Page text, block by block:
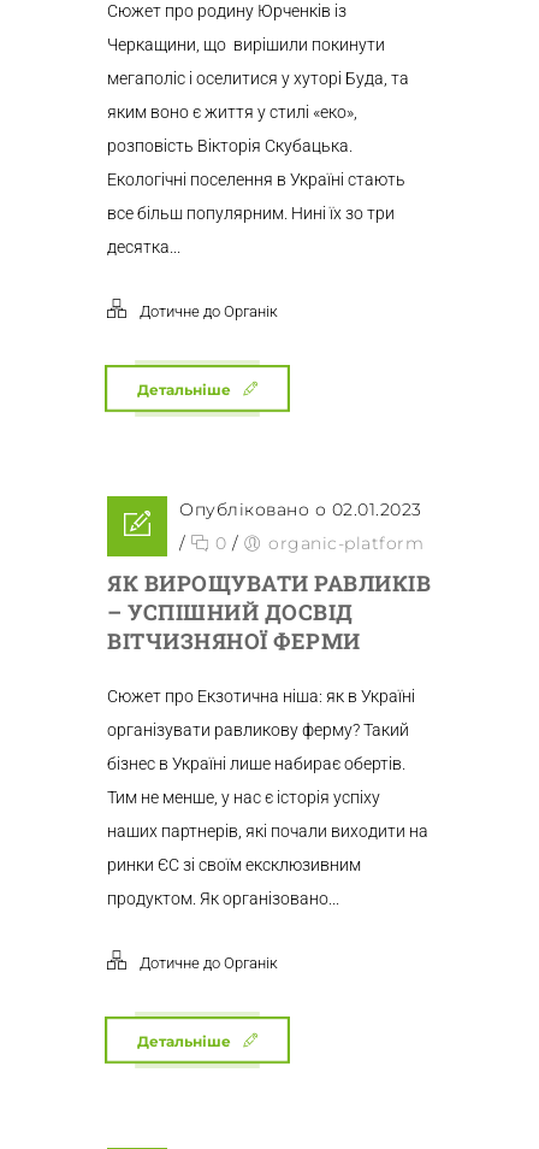
Сюжет про родину Юрченків із
Черкащини, що вирішили покинути
мегаполіс і оселитися у хуторі Буда, та
яким воно є життя у стилі «еко»,
розповість Вікторія Скубацька.
Екологічні поселення в Україні стають
все більш популярним. Нині їх зо три
десятка...
Дотичне до Органік
Детальніше
Опубліковано о 02.01.2023
/
0 / organic-platform
ЯК ВИРОЩУВАТИ РАВЛИКІВ
– УСПІШНИЙ ДОСВІД
ВІТЧИЗНЯНОЇ ФЕРМИ
Сюжет про Екзотична ніша: як в Україні
організувати равликову ферму? Такий
бізнес в Україні лише набирає обертів.
Тим не менше, у нас є історія успіху
наших партнерів, які почали виходити на
ринки ЄС зі своїм ексклюзивним
продуктом. Як організовано...
Дотичне до Органік
Детальніше